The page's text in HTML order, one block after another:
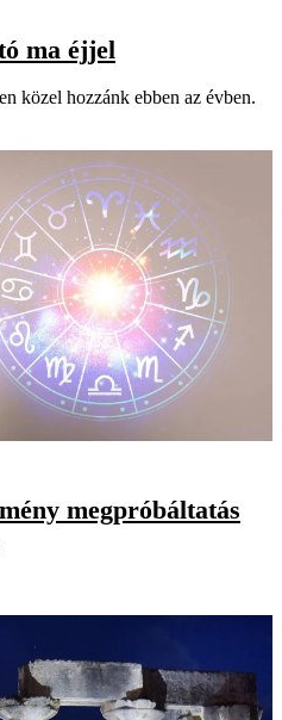
ma éjjel
közel hozzánk ebben az évben.
megpróbáltatás